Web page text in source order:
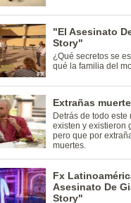
"El Asesinato
Story"
¿Qué secretos se
qué la familia del
Extrañas
Detrás de todo
existen y existieron
pero que por
muertes.
Fx
Asesinato De
Story"